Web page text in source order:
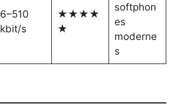
6–510
kbit/s
★★★★
★
softphon
es
moderne
s